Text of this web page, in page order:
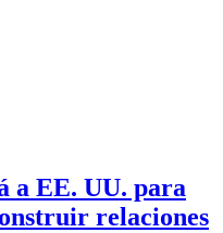
a EE. UU. para
relaciones